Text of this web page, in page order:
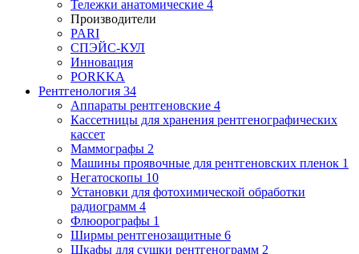
Тележки анатомические 4
Производители
PARI
СПЭЙС-КУЛ
Инновация
PORKKA
Рентгенология 34
Аппараты рентгеновские 4
Кассетницы для хранения рентгенографических
кассет
Маммографы 2
Машины проявочные для рентгеновских пленок 1
Негатоскопы 10
Установки для фотохимической обработки
радиограмм 4
Флюорографы 1
Ширмы рентгенозащитные 6
Шкафы для сушки рентгенограмм 2